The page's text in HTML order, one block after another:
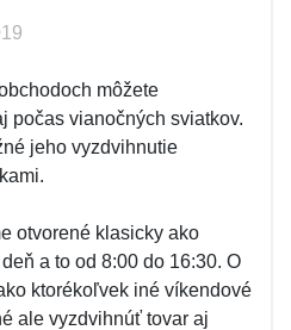
môžete
počas vianočných sviatkov.
jeho vyzdvihnutie
otvorené klasicky ako
a to od 8:00 do 16:30. O
ktorékoľvek iné víkendové
ale vyzdvihnúť tovar aj